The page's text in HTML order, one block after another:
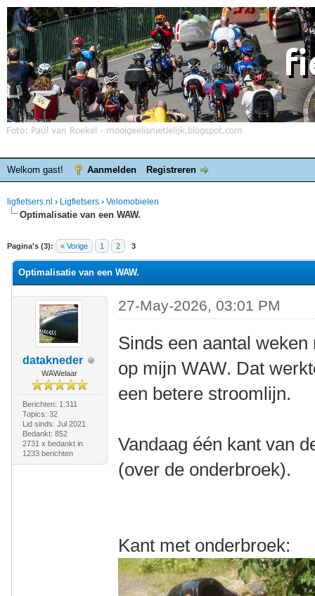
Welkom gast! Aanmelden Registreren
ligfietsers.nl › Ligfietsers › Velomobielen
Optimalisatie van een WAW.
Pagina's (3): « Vorige 1 2 3
waardering is 0
Optimalisatie van een WAW.
datakneder
WAWelaar
Berichten: 1.311
Topics: 32
Lid sinds: Jul 2021
Bedankt: 852
2731 x bedankt in
1233 berichten
27-May-2026, 03:01 PM
Sinds een aantal
op mijn WAW. Dat
een betere stroomlijn.
Vandaag één kant van
(over de onderbroek).
Kant met onderbroek: